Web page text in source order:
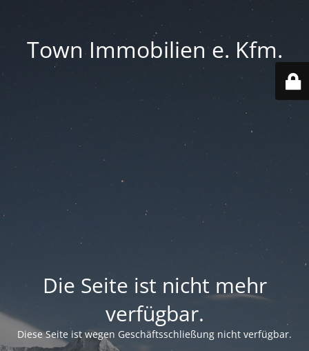
Town Immobilien e. Kfm.
Die Seite ist nicht mehr
verfügbar.
Diese Seite ist wegen Geschäftsschließung nicht verfügbar.